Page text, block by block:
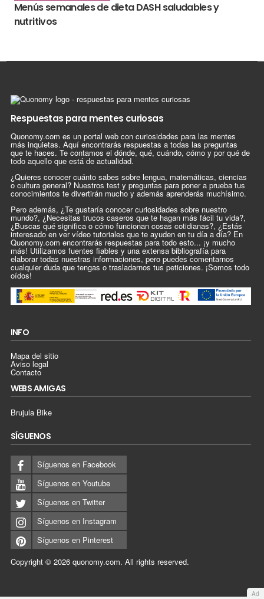
Menús semanales de dieta DASH saludables y
nutritivos
Respuestas para mentes curiosas
Quonomy.com es un portal web con curiosidades para las mentes
más inquietas. Aquí encontrarás respuestas a todas las preguntas
que te haces. Te contamos el dónde, qué, cuándo, cómo y por qué de
todo aquello que está de actualidad.
¿Quieres conocer cuánto sabes sobre lengua, matemáticas, ciencias
o cultura general? Nuestros test y preguntas para poner a prueba tus
conocimientos te divertirán mucho y además aprenderás muchísimo.
Pero además, ¿Te gustaría conocer curiosidades sobre nuestro
mundo?, ¿Necesitas trucos caseros que te hagan más fácil tu vida?,
¿Buscas qué significa o cómo funcionan cosas cotidianas?, ¿Estás
interesado en ver vídeo tutoriales que te ayuden en tu día a día? En
Quonomy.com encontrarás respuestas para todo esto... ¡y mucho
más! Utilizamos fuentes fiables y una extensa bibliografía para
elaborar todas nuestras informaciones, pero puedes comentarnos
cualquier duda que tengas o trasladarnos tus peticiones. ¡Somos todo
oídos!
INFO
Mapa del sitio
Aviso legal
Contacto
WEBS AMIGAS
Brujula Bike
SÍGUENOS
Síguenos en Facebook
Síguenos en Youtube
Síguenos en Twitter
Síguenos en Instagram
Síguenos en Pinterest
Copyright © 2026 quonomy.com. All rights reserved.
Ad